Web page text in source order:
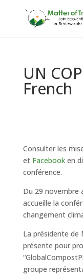
UN
French
Consulter les
et Facebooken
conférence.
Du 29 novembre
accueille la
changement
La présidente de
présente pour
groupe